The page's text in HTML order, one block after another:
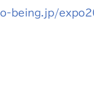
being.jp/